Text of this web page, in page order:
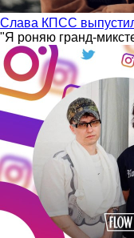
Слава КПСС
"Я роняю гранд-